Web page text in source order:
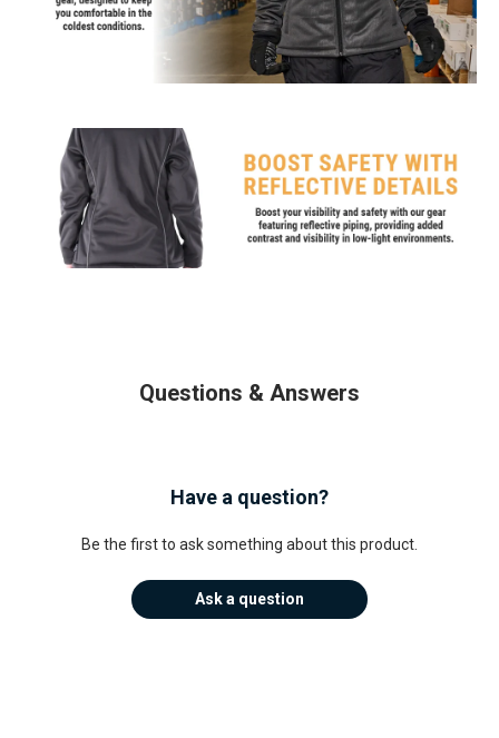
Questions & Answers
Have a question?
Be the first to ask something about this product.
Ask a question